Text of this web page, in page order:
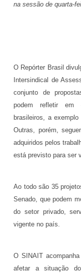
na sessão de quarta-
O Repórter Brasil
Intersindical de
conjunto de
podem refletir em
brasileiros, a
Outras, porém,
adquiridos pelos
está previsto para ser
Ao todo são 35
Senado, que podem
do setor privado,
vigente no país.
O SINAIT
afetar a situação